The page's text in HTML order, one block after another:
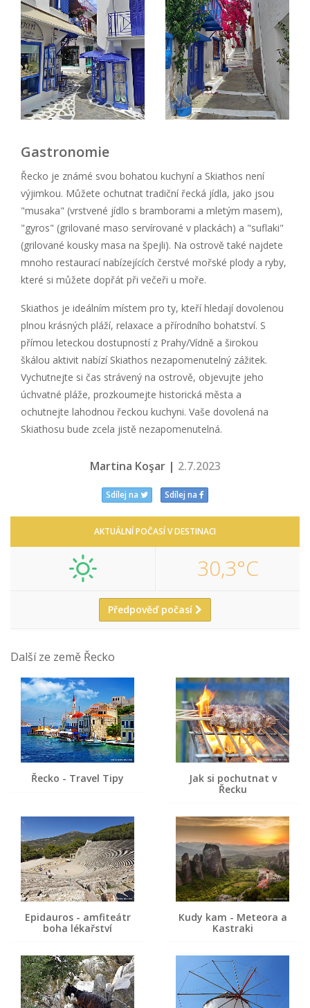
Gastronomie
Řecko je známé svou bohatou kuchyní a Skiathos není
výjimkou. Můžete ochutnat tradiční řecká jídla, jako jsou
"musaka" (vrstvené jídlo s bramborami a mletým masem),
"gyros" (grilované maso servírované v plackách) a "suflaki"
(grilované kousky masa na špejli). Na ostrově také najdete
mnoho restaurací nabízejících čerstvé mořské plody a ryby,
které si můžete dopřát při večeři u moře.
Skiathos je ideálním místem pro ty, kteří hledají dovolenou
plnou krásných pláží, relaxace a přírodního bohatství. S
přímou leteckou dostupností z Prahy/Vídně a širokou
škálou aktivit nabízí Skiathos nezapomenutelný zážitek.
Vychutnejte si čas strávený na ostrově, objevujte jeho
úchvatné pláže, prozkoumejte historická města a
ochutnejte lahodnou řeckou kuchyni. Vaše dovolená na
Skiathosu bude zcela jistě nezapomenutelná.
Martina Koşar | 2.7.2023
Sdílej na Sdílej na
AKTUÁLNÍ POČASÍ V DESTINACI
30,3°C
Předpověď počasí
Další ze země Řecko
Řecko - Travel Tipy
Jak si pochutnat v
Řecku
Epidauros - amfiteátr
boha lékařství
Kudy kam - Meteora a
Kastraki